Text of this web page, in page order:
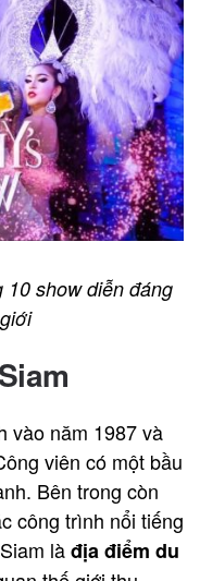
10 show diễn đáng
vào năm 1987 và
viên có một bầu
Bên trong còn
công trình nổi tiếng
làđịa điểm du